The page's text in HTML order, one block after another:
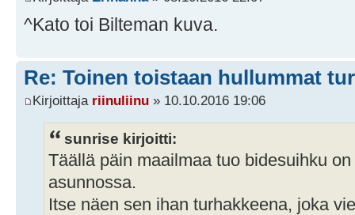
^Kato toi Bilteman kuva.
Re: Toinen toistaan hullummat
Kirjoittaja riinuliinu » 10.10.2016 19:06
sunrise kirjoitti:
Täällä päin maailmaa tuo bidesuihku
asunnossa.
Itse näen sen ihan turhakkeena, joka